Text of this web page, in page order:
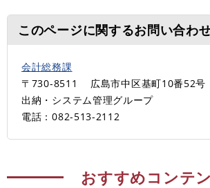
このページに関するお問い合わ
会計総務課
〒730-8511
広島市中区基町10番52号
出納・システム管理グループ
電話：082-513-2112
おすすめコンテ